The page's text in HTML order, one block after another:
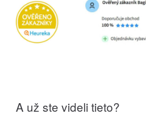
A už ste videli tieto?